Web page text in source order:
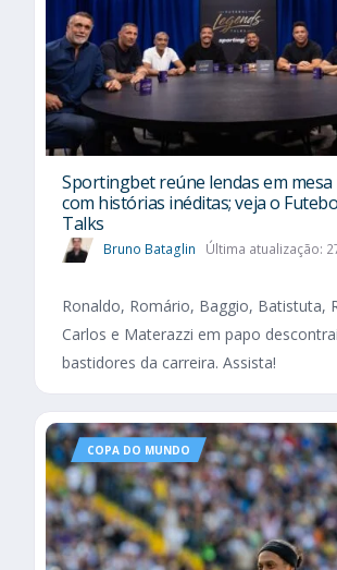
Sportingbet reúne lendas em
com histórias inéditas; veja o
Talks
Bruno Bataglin Última atualização:
Ronaldo, Romário, Baggio, Batistuta,
Carlos e Materazzi em papo
bastidores da carreira. Assista!
COPA DO MUNDO